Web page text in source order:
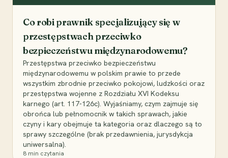
Co robi prawnik specjalizujący się w
przestępstwach przeciwko
bezpieczeństwu międzynarodowemu?
Przestępstwa przeciwko bezpieczeństwu
międzynarodowemu w polskim prawie to przede
wszystkim zbrodnie przeciwko pokojowi, ludzkości oraz
przestępstwa wojenne z Rozdziału XVI Kodeksu
karnego (art. 117-126c). Wyjaśniamy, czym zajmuje się
obrońca lub pełnomocnik w takich sprawach, jakie
czyny i kary obejmuje ta kategoria oraz dlaczego są to
sprawy szczególne (brak przedawnienia, jurysdykcja
uniwersalna).
8 min czytania